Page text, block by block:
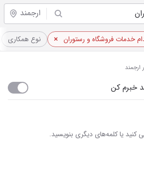
ارجمند
خدمات فروشگاه و رستوران نوع همکاری
ارجمند
خبرم کن
کنید یا کلمه‌های دیگری بنویسید.